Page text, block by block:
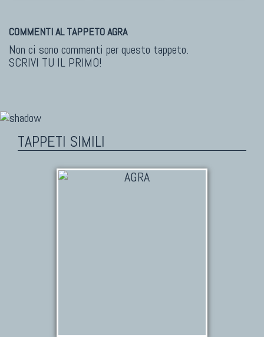
COMMENTI AL TAPPETO AGRA
Non ci sono commenti per questo tappeto.
SCRIVI TU IL PRIMO!
TAPPETI SIMILI